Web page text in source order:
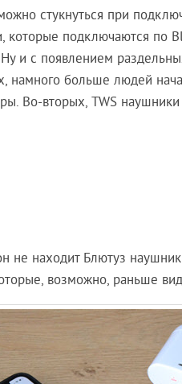
стукнуться при
подключаются по
и с появлением
больше людей
Во-вторых, TWS
не находит Блютуз
возможно, раньше